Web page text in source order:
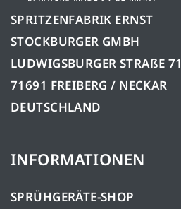
SPRITZENFABRIK ERNST
STOCKBURGER GMBH
LUDWIGSBURGER STRAßE 71
71691 FREIBERG / NECKAR
DEUTSCHLAND
INFORMATIONEN
SPRÜHGERÄTE-SHOP